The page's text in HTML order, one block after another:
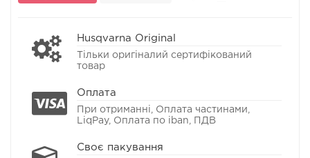
Husqvarna Original
Тільки оригіналий сертифікований
товар
Оплата
При отриманні, Оплата частинами,
LiqPay, Оплата по iban, ПДВ
Своє пакування